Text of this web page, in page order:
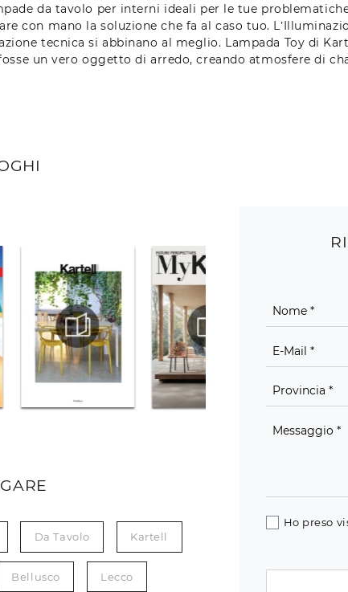
da tavolo per interni ideali per le tue
con mano la soluzione che fa al caso tuo.
tecnica si abbinano al meglio. Lampada Toy di
un vero oggetto di arredo, creando atmosfere di
Da Tavolo Kartell
Bellusco Lecco
Ho preso